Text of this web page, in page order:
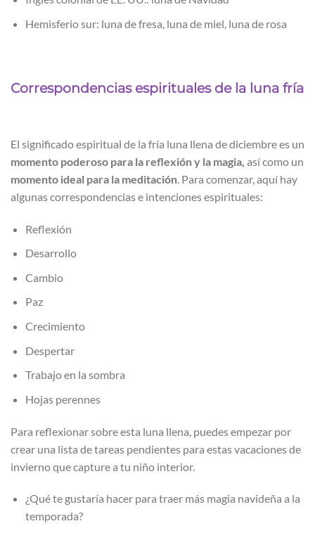
Hemisferio sur: luna de fresa, luna de miel, luna de rosa
Correspondencias espirituales de la luna fría
El significado espiritual de la fría luna llena de diciembre es un
momento poderoso para la reflexión y la magia, así como un
momento ideal para la meditación. Para comenzar, aquí hay
algunas correspondencias e intenciones espirituales:
Reflexión
Desarrollo
Cambio
Paz
Crecimiento
Despertar
Trabajo en la sombra
Hojas perennes
Para reflexionar sobre esta luna llena, puedes empezar por
crear una lista de tareas pendientes para estas vacaciones de
invierno que capture a tu niño interior.
¿Qué te gustaría hacer para traer más magia navideña a la
temporada?